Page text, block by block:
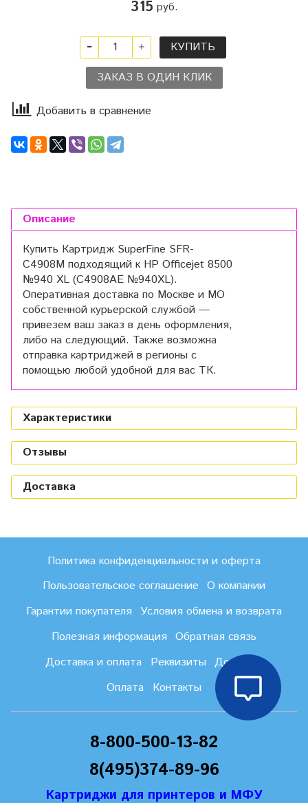
315 руб.
КУПИТЬ
ЗАКАЗ В ОДИН КЛИК
Добавить в сравнение
Описание
Купить Картридж SuperFine SFR-
C4908M подходящий к HP Officejet 8500
№940 XL (C4908AE №940XL).
Оперативная доставка по Москве и МО
собственной курьерской службой —
привезем ваш заказ в день оформления,
либо на следующий. Также возможна
отправка картриджей в регионы с
помощью любой удобной для вас ТК.
Характеристики
Отзывы
Доставка
Политика конфиденциальности и оферта
Пользовательское соглашение О компании
Гарантии покупателя Условия обмена и возврата
Полезная информация Обратная связь
Доставка и оплата
Реквизиты Доставка
Оплата
Контакты
8-800-500-13-82
8(495)374-89-96
Картриджи для принтеров и МФУ